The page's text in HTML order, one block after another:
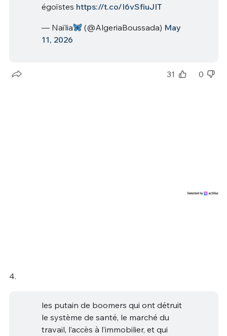
égoïstes https://t.co/I6vSfiuJIT
— Naïlia (@AlgeriaBoussada) May
11, 2026
31 0
4.
les putain de boomers qui ont détruit
le système de santé, le marché du
travail, l’accès à l’immobilier, et qui